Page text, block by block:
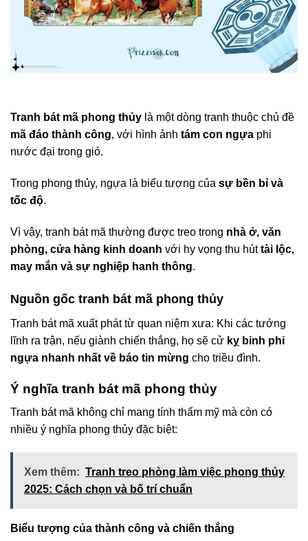
Tranh bát mã phong thủy là một dòng tranh thuộc chủ đề
mã đáo thành công, với hình ảnh tám con ngựa phi
nước đại trong gió.
Trong phong thủy, ngựa là biểu tượng của sự bền bỉ và
tốc độ.
Vì vậy, tranh bát mã thường được treo trong nhà ở, văn
phòng, cửa hàng kinh doanh với hy vọng thu húttài lộc,
may mắn và sự nghiệp hanh thông.
Nguồn gốc tranh bát mã phong thủy
Tranh bát mã xuất phát từ quan niệm xưa: Khi các tướng
lĩnh ra trận, nếu giành chiến thắng, họ sẽ cử kỵ binh phi
ngựa nhanh nhất về báo tin mừng cho triều đình.
Ý nghĩa tranh bát mã phong thủy
Tranh bát mã không chỉ mang tính thẩm mỹ mà còn có
nhiều ý nghĩa phong thủy đặc biệt:
Xem thêm: Tranh treo phòng làm việc phong thủy
2025: Cách chọn và bố trí chuẩn
Biểu tượng của thành công và chiến thắng